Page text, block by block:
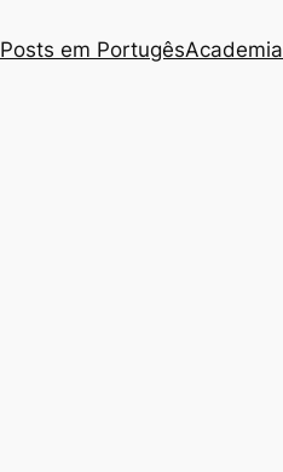
Posts em PortugêsAcademia